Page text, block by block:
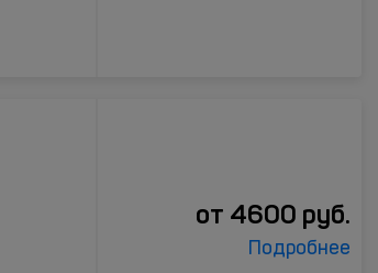
от 4600 руб.
Подробнее